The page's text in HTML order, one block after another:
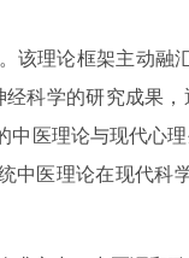
该理论框架主动融
科学的研究成果
中医理论与现代心
中医理论在现代科